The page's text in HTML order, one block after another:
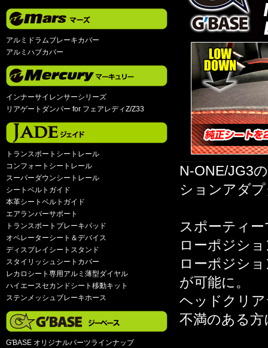
アルミドラムブレーキカバー
アルミハブカバー
インナーサイレンサーシリーズ
リアゲートダンパー for フェアレディZ/Z33
トランスポートシートレール
コンフォートシートレール
スーパーダウンシートレール
シートベルトガイド
本革シートベルトガイド
エアランバーサポート
トランスポートブレーキパッド
オペレーターシート＆デバイス
ディスプレイシートスタンド
スタイリッシュシートカバー
レカロシート専用アルミ薄型ダイヤル
ハイエースセカンドシート移動キット
ステンメッシュブレーキホース
G'BASE オリジナルパーツラインナップ
N-ONE/JG3
ションアダ
スポーティ
ローポジシ
ローポジシ
が可能に。
ヘッドクリ
不満のある